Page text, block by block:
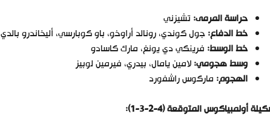
حراسة المرمى: تشيزني
خط الدفاع:جول كوندي، رونالد أراوخو، باو كوبارسي، أليخاندرو بالدي
خط الوسط: فرينكي دي يونغ، مارك كاسادو
وسط هجومي:لامين يامال، بيدري، فيرمين لوبيز
الهجوم: ماركوس راشفورد
أولمبياكوس المتوقعة (4-2-3-1):